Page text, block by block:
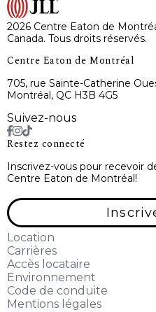
2026 Centre Eaton de
Canada. Tous droits réservés.
Centre Eaton de Montréal
705, rue Sainte-Catherine
Montréal, QC H3B 4G5
Suivez-nous
Restez connecté
Inscrivez-vous pour recevoir
Centre Eaton de Montréal!
Location
Carrières
Accès locataire
Environnement
Code de conduite
Mentions légales